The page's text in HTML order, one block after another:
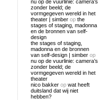
nu op de vuurlinie: camera’s
zonder beeld; de
vormgegeven wereld in het
theater | simber op the
stages of staging, madonna
en de bronnen van self-
design
the stages of staging,
madonna en de bronnen
van self-design | simber op
nu op de vuurlinie: camera’s
zonder beeld; de
vormgegeven wereld in het
theater
nico bakker op wat heeft
duitsland dat wij niet
hebben?